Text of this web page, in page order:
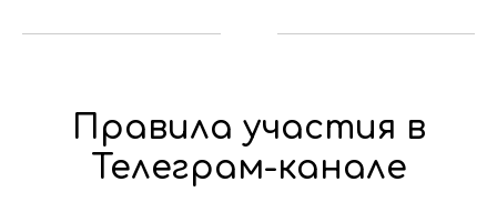
Правила участия в
Телеграм-канале